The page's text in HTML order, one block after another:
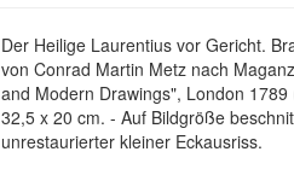
Der Heilige Laurentius vor Gericht.
von Conrad Martin Metz nach
and Modern Drawings", London
32,5 x 20 cm. - Auf Bildgröße
unrestaurierter kleiner Eckausriss.